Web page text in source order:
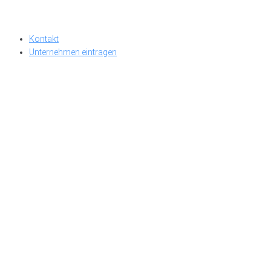
Kontakt
Unternehmen eintragen